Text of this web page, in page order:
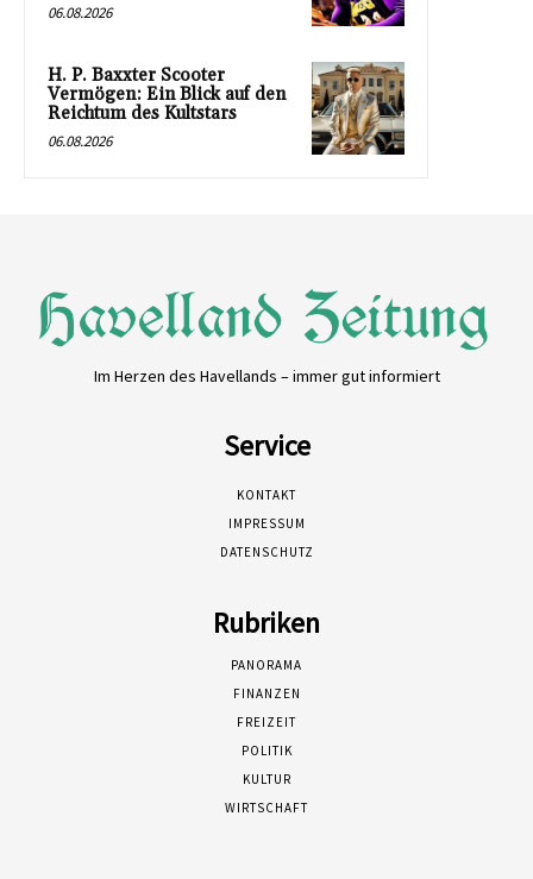
06.08.2026
H. P. Baxxter Scooter
Vermögen: Ein Blick auf den
Reichtum des Kultstars
06.08.2026
Im Herzen des Havellands – immer gut informiert
Service
KONTAKT
IMPRESSUM
DATENSCHUTZ
Rubriken
PANORAMA
FINANZEN
FREIZEIT
POLITIK
KULTUR
WIRTSCHAFT